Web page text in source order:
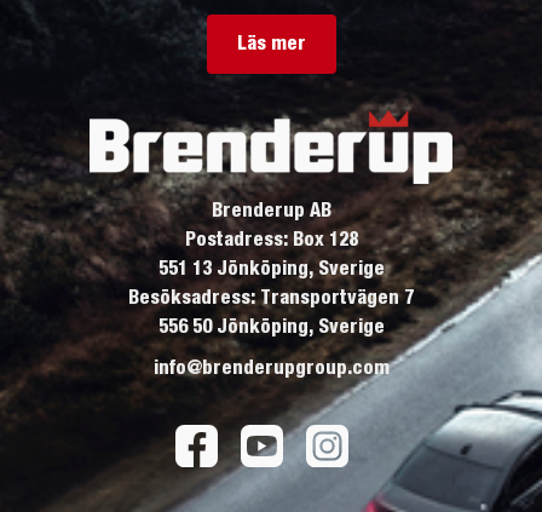
Läs mer
Brenderup AB
Postadress: Box 128
551 13 Jönköping, Sverige
Besöksadress: Transportvägen 7
556 50 Jönköping, Sverige
info@brenderupgroup.com